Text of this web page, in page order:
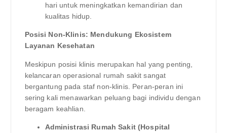
hari untuk meningkatkan kemandirian dan
kualitas hidup.
Posisi Non-Klinis: Mendukung Ekosistem
Layanan Kesehatan
Meskipun posisi klinis merupakan hal yang penting,
kelancaran operasional rumah sakit sangat
bergantung pada staf non-klinis. Peran-peran ini
sering kali menawarkan peluang bagi individu dengan
beragam keahlian.
Administrasi Rumah Sakit (Hospital